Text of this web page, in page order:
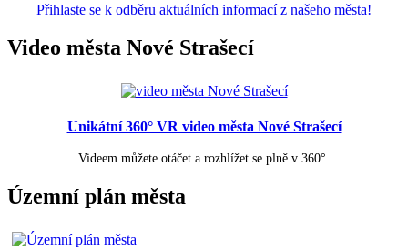
Přihlaste se k odběru aktuálních informací z našeho města!
Video města Nové Strašecí
Unikátní 360° VR video města Nové Strašecí
Videem můžete otáčet a rozhlížet se plně v 360°.
Územní plán města